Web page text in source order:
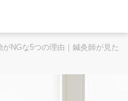
NGな5つの理由｜鍼灸師が見た